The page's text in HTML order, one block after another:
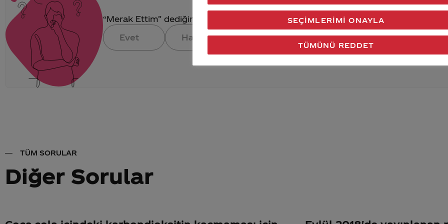
“Merak Ettim” dediğin konuya verdiğimiz cevap aklındaki soru işaretlerini giderdi
Evet
Hayır Gönder
TÜM SORULAR
Diğer Sorular
TÜMÜNÜ REDDET
SEÇIMLERIMI ONAYLA